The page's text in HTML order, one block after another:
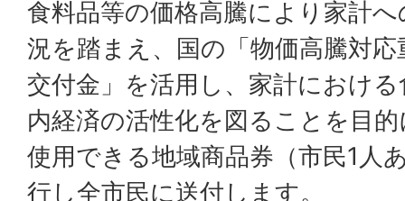
食料品等の価格高騰により家計
況を踏まえ、国の「物価高騰対
交付金」を活用し、家計におけ
内経済の活性化を図ることを目
使用できる地域商品券（市民1人
行し全市民に送付します。